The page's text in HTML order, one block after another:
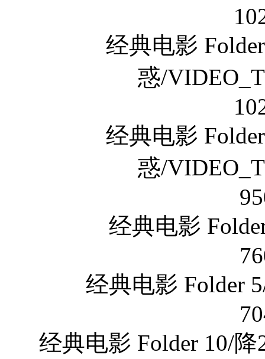
经典电影
惑/
经典电影
惑/
经典电影
经典电影 Folder
经典电影 Folder 10/